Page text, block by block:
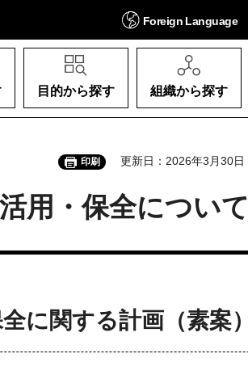
Foreign Language
目的から探す 組織から探す
印刷 更新日：2026年3月30日
用・保全について
に関する計画（素案）